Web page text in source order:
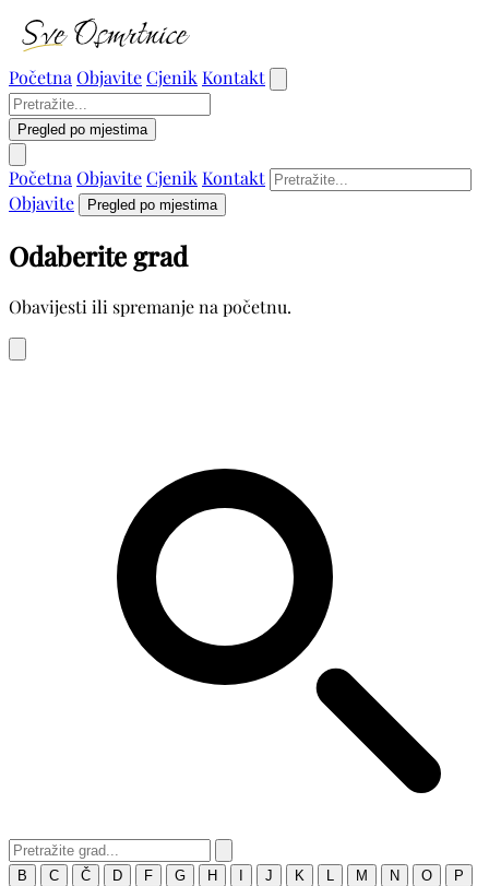
Početna ObjaviteCjenik Kontakt
Pregled po mjestima
Početna ObjaviteCjenik Kontakt
Objavite
Pregled po mjestima
Odaberite grad
Obavijesti ili spremanje na početnu.
B C Č D F G H J K M N O
P